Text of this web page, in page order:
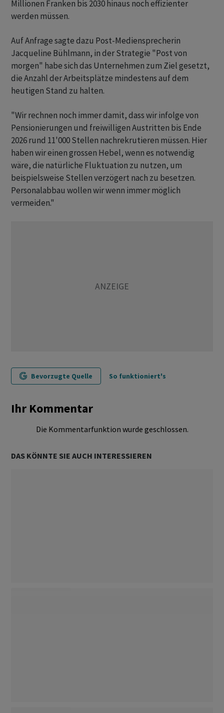
Millionen Franken bis 2030 hinaus noch effizienter
werden müssen.
Auf Anfrage sagte dazu Post-Mediensprecherin
Jacqueline Bühlmann, in der Strategie "Post von
morgen" habe sich das Unternehmen zum Ziel gesetzt,
die Anzahl der Arbeitsplätze mindestens auf dem
heutigen Stand zu halten.
"Wir rechnen noch immer damit, dass wir infolge von
Pensionierungen und freiwilligen Austritten bis Ende
2026 rund 11'000 Stellen nachrekrutieren müssen. Hier
haben wir einen grossen Hebel, wenn es notwendig
wäre, die natürliche Fluktuation zu nutzen, um
beispielsweise Stellen verzögert nach zu besetzen.
Personalabbau wollen wir wenn immer möglich
vermeiden."
Bevorzugte Quelle So funktioniert's
Ihr Kommentar
Die Kommentarfunktion wurde geschlossen.
DAS KÖNNTE SIE AUCH INTERESSIEREN